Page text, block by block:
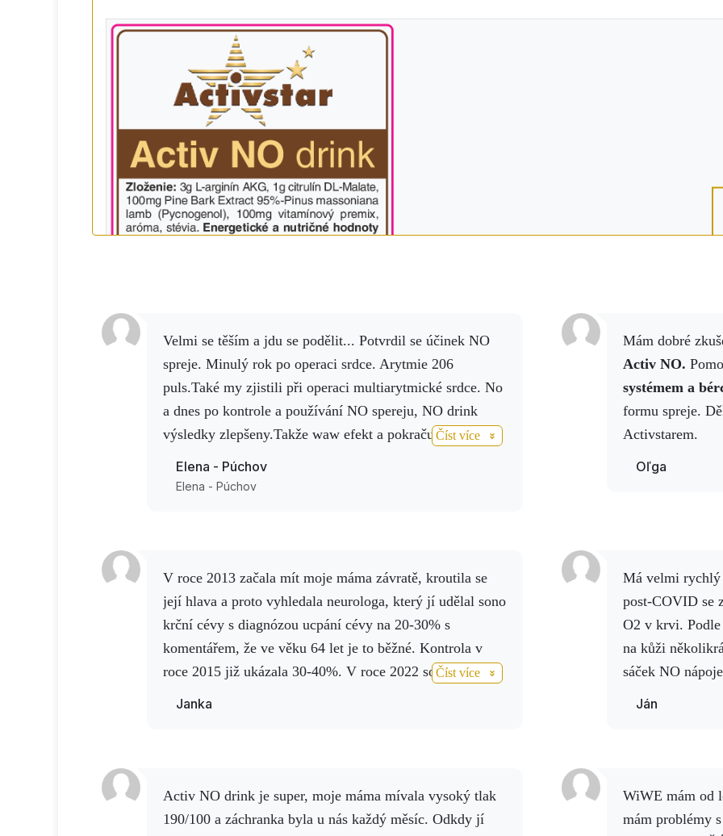
Velmi se těším a jdu se podělit... Potvrdil se účinek NO
spreje. Minulý rok po operaci srdce. Arytmie 206
puls.Také my zjistili při operaci multiarytmické srdce. No
a dnes po kontrole a používání NO spereju, NO drink
výsledky zlepšeny.Takže waw efekt a pokračuji a jsem
spokojena
Číst více
Elena - Púchov
Elena - Púchov
Mám dobré
Activ NO.
systémem a
formu spreje.
Activstarem.
Oľga
V roce 2013 začala mít moje máma závratě, kroutila se
její hlava a proto vyhledala neurologa, který jí udělal sono
krční cévy s diagnózou ucpání cévy na 20-30% s
komentářem, že ve věku 64 let je to běžné. Kontrola v
roce 2015 již ukázala 30-40%. V roce 2022 sono ukázalo
30-59%, ale žádná léčba.
absolvovala kontrolu s výsledkem 30-40%.
Myslím, že to
mluví za všechno.
Nejen výsledky ze sona jsou úžasné,
Číst více
Janka
Má velmi rychlý účinek zejména u syndromu COVID a
post-COVID se
O2 v krvi.
na kůži
sáček NO
Ján
Activ NO drink je super, moje máma mívala vysoký tlak
190/100 a záchranka byla u nás každý měsíc. Odkdy jí
WiWE mám od loňského října, protože měření ukázala, že
mám problémy